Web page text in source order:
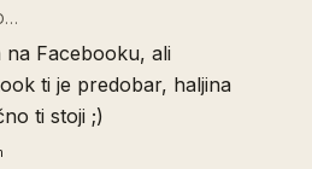
na Facebooku, ali
ti je predobar, haljina
ti stoji ;)